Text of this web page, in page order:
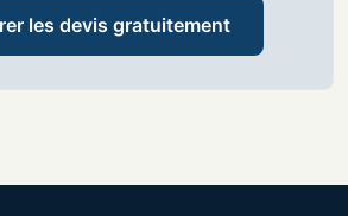
les devis gratuitement